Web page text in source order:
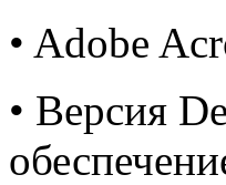
• Adobe
• Версия